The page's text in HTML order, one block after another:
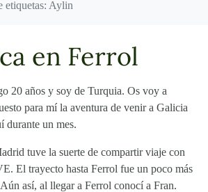
etiquetas: Aylin
en Ferrol
20 años y soy de Turquia. Os voy a
para mí la aventura de venir a Galicia
durante un mes.
tuve la suerte de compartir viaje con
El trayecto hasta Ferrol fue un poco más
así, al llegar a Ferrol conocí a Fran.